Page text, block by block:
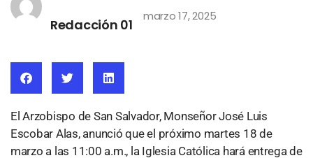
Redacción 01
marzo 17, 2025
El Arzobispo de San Salvador, Monseñor José Luis
Escobar Alas, anunció que el próximo martes 18 de
marzo a las 11:00 a.m., la Iglesia Católica hará entrega de